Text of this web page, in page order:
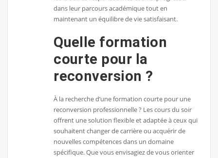
dans leur parcours académique tout en
maintenant un équilibre de vie satisfaisant.
Quelle formation
courte pour la
reconversion ?
À la recherche d’une formation courte pour une
reconversion professionnelle ? Les cours du soir
offrent une solution flexible et adaptée à ceux qui
souhaitent changer de carrière ou acquérir de
nouvelles compétences dans un domaine
spécifique. Que vous envisagiez de vous orienter